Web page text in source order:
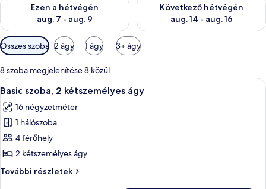
Ezen a hétvégén
aug. 7 - aug. 9
Következő hétvégén
aug. 14 - aug. 16
Szobákhoz
rendelkezésre
álló
szűrők
Összes szoba 2 ágy 1 ágy 3+ ágy
8 szoba megjelenítése 8 közül
A
következő
szoba
összes
képének
megtekintése:
Basic
szoba,
Egy szállodai szoba két ággyal,
4
Basic szoba, 2 kétszemélyes ágy
16 négyzetméter
1 hálószoba
4 férőhely
2 kétszemélyes ágy
További részletek
Basic